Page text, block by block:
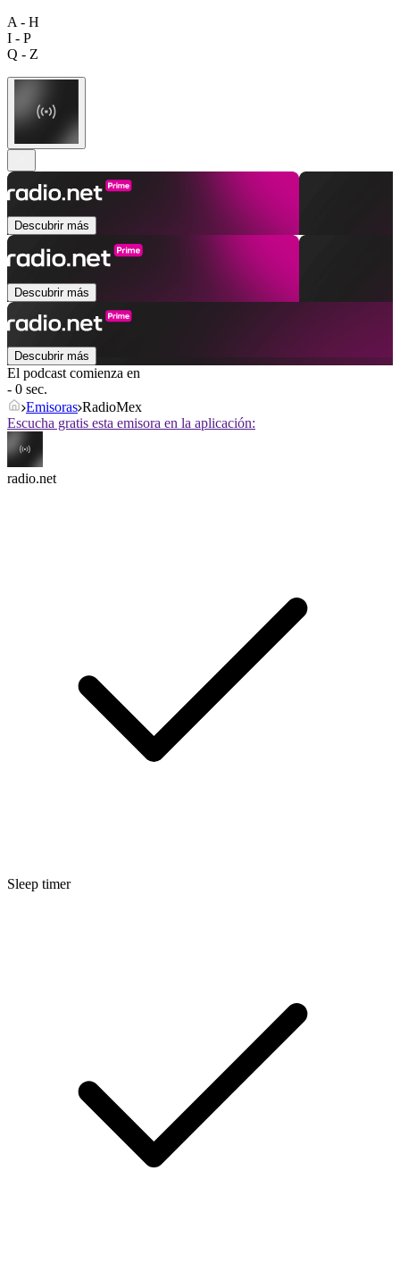
A - H
I - P
Q - Z
Descubrir más
Descubrir más
Descubrir más
El podcast comienza en
- 0 sec.
Emisoras RadioMex
Escucha gratis esta emisora en la aplicación:
radio.net
Sleep timer